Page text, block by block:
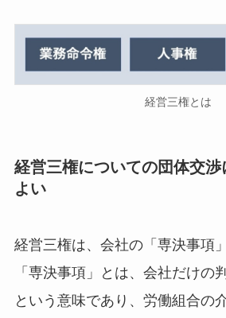
経営三権とは
経営三権についての団体交
よい
経営三権は、会社の「専決事項
「専決事項」とは、会社だけの
という意味であり、労働組合の